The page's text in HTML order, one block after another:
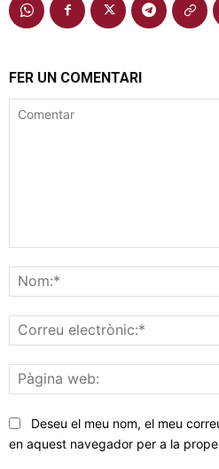
FER UN COMENTARI
Deseu el meu nom, el meu
en aquest navegador per a la